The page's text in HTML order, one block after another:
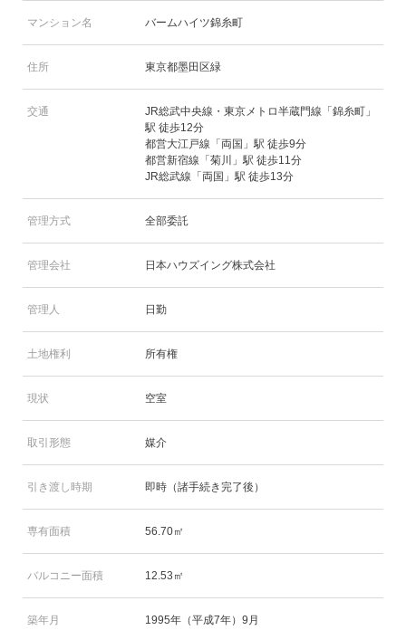
マンション名 バームハイツ錦糸町
住所 東京都墨田区緑
交通
JR総武中央線・東京メトロ半蔵門線「錦糸町」
駅 徒歩12分
都営大江戸線「両国」駅 徒歩9分
都営新宿線「菊川」駅 徒歩11分
JR総武線「両国」駅 徒歩13分
管理方式 全部委託
管理会社 日本ハウズイング株式会社
管理人 日勤
土地権利 所有権
現状 空室
取引形態 媒介
引き渡し時期 即時（諸手続き完了後）
専有面積 56.70㎡
バルコニー面積 12.53㎡
築年月 1995年（平成7年）9月